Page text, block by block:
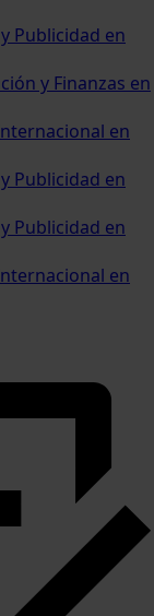
Publicidad en
y Finanzas en
en
Publicidad en
Publicidad en
en